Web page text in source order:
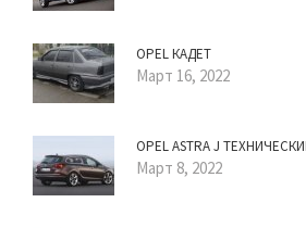
OPEL КАДЕТ
Март 16, 2022
OPEL ASTRA J
Март 8, 2022